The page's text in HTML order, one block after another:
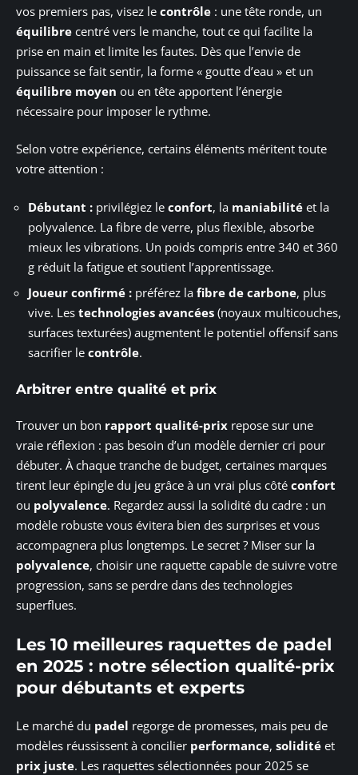
vos premiers pas, visez le contrôle : une tête ronde, un
équilibre centré vers le manche, tout ce qui facilite la
prise en main et limite les fautes. Dès que l’envie de
puissance se fait sentir, la forme « goutte d’eau » et un
équilibre moyen ou en tête apportent l’énergie
nécessaire pour imposer le rythme.
Selon votre expérience, certains éléments méritent toute
votre attention :
Débutant : privilégiez le confort, la maniabilité et la
polyvalence. La fibre de verre, plus flexible, absorbe
mieux les vibrations. Un poids compris entre 340 et 360
g réduit la fatigue et soutient l’apprentissage.
Joueur confirmé : préférez la fibre de carbone, plus
vive. Les technologies avancées (noyaux multicouches,
surfaces texturées) augmentent le potentiel offensif sans
sacrifier le contrôle.
Arbitrer entre qualité et prix
Trouver un bon rapport qualité-prix repose sur une
vraie réflexion : pas besoin d’un modèle dernier cri pour
débuter. À chaque tranche de budget, certaines marques
tirent leur épingle du jeu grâce à un vrai plus côté confort
ou polyvalence. Regardez aussi la solidité du cadre : un
modèle robuste vous évitera bien des surprises et vous
accompagnera plus longtemps. Le secret ? Miser sur la
polyvalence, choisir une raquette capable de suivre votre
progression, sans se perdre dans des technologies
superflues.
Les 10 meilleures raquettes de padel
en 2025 : notre sélection qualité-prix
pour débutants et experts
Le marché du padel regorge de promesses, mais peu de
modèles réussissent à concilier performance, solidité et
prix juste. Les raquettes sélectionnées pour 2025 se